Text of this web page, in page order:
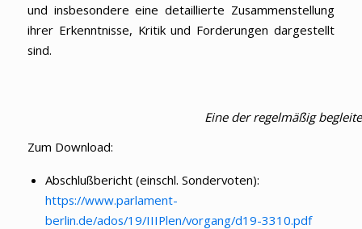
und insbesondere eine detaillierte Zusammenstellung
ihrer Erkenntnisse, Kritik und Forderungen dargestellt
sind.
Eine der regelmäßig
Zum Download:
Abschlußbericht (einschl. Sondervoten):
https://www.parlament-
berlin.de/ados/19/IIIPlen/vorgang/d19-3310.pdf